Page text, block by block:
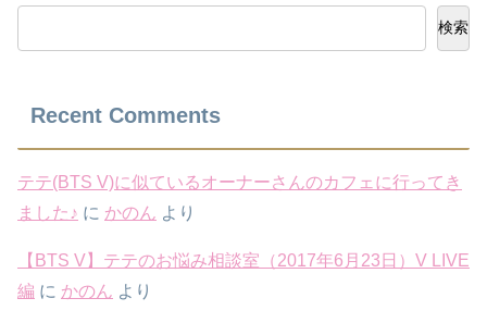
検索
Recent Comments
テテ(BTS V)に似ているオーナーさんのカフェに行ってき
ました♪ に かのん より
【BTS V】テテのお悩み相談室（2017年6月23日）V LIVE
編 に かのん より